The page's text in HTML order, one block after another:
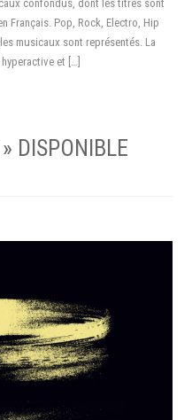
confondus, dont les titres sont
Français. Pop, Rock, Electro, Hip
musicaux sont représentés. La
et […]
DISPONIBLE